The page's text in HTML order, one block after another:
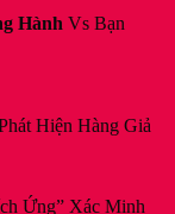
Hành Vs Bạn
Hiện Hàng Giả
Ứng” Xác Minh